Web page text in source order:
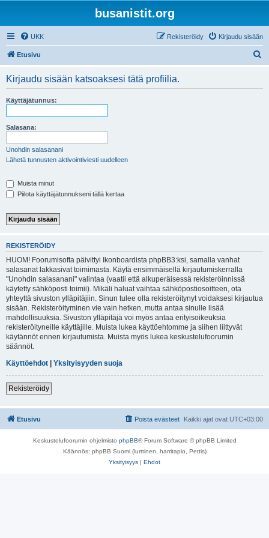
busanistit.org
UKK Kirjaudu sisään
Rekisteröidy
Etusivu
Kirjaudu sisään katsoaksesi tätä profiilia.
Käyttäjätunnus:
Salasana:
Unohdin salasanani
Lähetä tunnusten aktivointiviesti uudelleen
Muista minut
Piilota käyttäjätunnukseni tällä kertaa
REKISTERÖIDY
HUOM! Foorumisofta päivittyi Ikonboardista phpBB3:ksi, samalla vanhat
salasanat lakkasivat toimimasta. Käytä ensimmäisellä kirjautumiskerralla
"Unohdin salasanani" valintaa (vaatii että alkuperäisessä rekisteröinnissä
käytetty sähköposti toimii). Mikäli haluat vaihtaa sähköpostiosoitteen, ota
yhteyttä sivuston ylläpitäjiin. Sinun tulee olla rekisteröitynyt voidaksesi kirjautua
sisään. Rekisteröityminen vie vain hetken, mutta antaa sinulle lisää
mahdollisuuksia. Sivuston ylläpitäjä voi myös antaa erityisoikeuksia
rekisteröityneille käyttäjille. Muista lukea käyttöehtomme ja siihen liittyvät
käytännöt ennen kirjautumista. Muista myös lukea keskustelufoorumin
säännöt.
Käyttöehdot | Yksityisyyden suoja
Rekisteröidy
Etusivu Kaikki ajat ovat UTC+03:00
Poista evästeet
Keskustelufoorumin ohjelmisto phpBB® Forum Software © phpBB Limited
Käännös: phpBB Suomi (lurttinen, harritapio, Pettis)
Yksityisyys | Ehdot